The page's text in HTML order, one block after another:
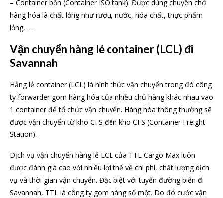
– Container bồn (Container ISO tank): Được dùng chuyên chở
hàng hóa là chất lỏng như rượu, nước, hóa chất, thực phẩm
lỏng, …
Vận chuyển hàng lẻ container (LCL) đi
Savannah
Hảng lẻ container (LCL) là hình thức vận chuyển trong đó công
ty forwarder gom hàng hóa của nhiều chủ hàng khác nhau vao
1 container để tổ chức vận chuyển. Hàng hóa thông thường sẽ
được vận chuyển từ kho CFS đến kho CFS (Container Freight
Station).
Dịch vụ vận chuyển hàng lẻ LCL của TTL Cargo Max luôn
được đánh giá cao với nhiều lợi thế về chi phí, chất lượng dịch
vụ và thời gian vận chuyển. Đặc biệt với tuyến đường biển đi
Savannah, TTL là công ty gom hàng số một. Do đó cước vận